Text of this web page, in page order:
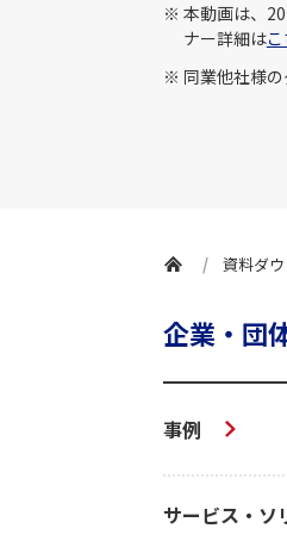
本動画は、
ナー詳細はこ
同業他社様
資料ダ
企業・団
事例
サービス・ソ